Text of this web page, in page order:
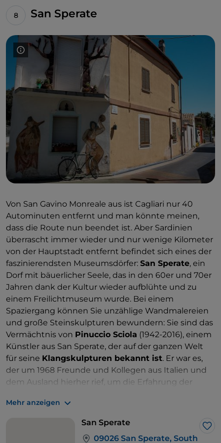
70 Werke wurden geschaffen. Aber in San Gavino
Monreale gibt es auchWandmalereien
Ländern hierher gekommen sind, einige davon sind
international bekannt. Unter anderemZed1,
MrFijodor, Ericailcane, Bastardilla, J.F. Cespedes
Lopez, Gabriel Moreno, Valeria Navarrete, Remed,
Emma Rubens, Spaik… Praktisch ein Katalog der
Straßenkunst des letzten Jahrzehnts.
San Sperate
Von San Gavino Monreale aus ist Cagliari nur 40
Autominuten entfernt und man könnte meinen,
dass die Route nun beendet ist. Aber Sardinien
überrascht immer wieder und nur wenige Kilometer
von der Hauptstadt entfernt befindet sich eines der
faszinierendsten Museumsdörfer: San Sperate, ein
Dorf mit bäuerlicher Seele, das in den 60er und 70er
Jahren dank der Kultur wieder aufblühte und zu
einem Freilichtmuseum wurde. Bei einem
Spaziergang können Sie unzählige Wandmalereien
und große Steinskulpturen bewundern: Sie sind das
Vermächtnis von Pinuccio Sciola (1942-2016), einem
Künstler aus San Sperate, der auf der ganzen Welt
für seine Klangskulpturen bekannt ist. Er war es,
der um 1968 Freunde und Kollegen aus Italien und
dem Ausland hierher rief, um die Erfahrung der
zu wiederholen: Er hatte in Paris studiert und in
Mexiko-Stadt neben den berühmtesten
Wandmalern der Welt gearbeitet. San Sperate
Mehr anzeigen
San Sperate
09026 San Sperate, South